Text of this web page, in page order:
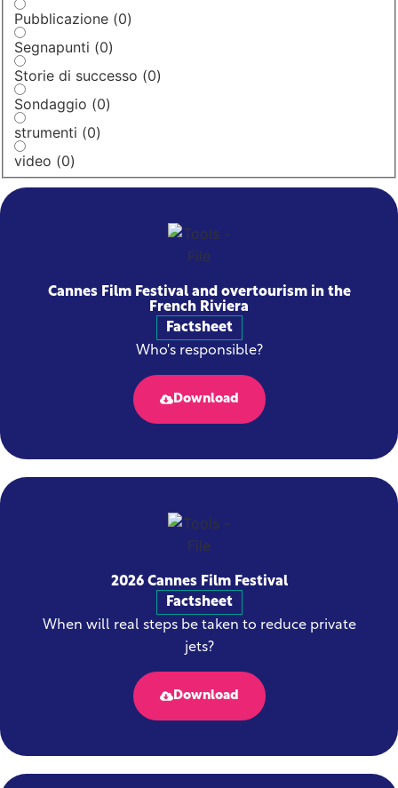
Pubblicazione (0)
Segnapunti (0)
Storie di successo (0)
Sondaggio (0)
strumenti (0)
video (0)
Cannes Film Festival and overtourism in the
French Riviera
Factsheet
Who's responsible?
Download
2026 Cannes Film Festival
Factsheet
When will real steps be taken to reduce private
jets?
Download